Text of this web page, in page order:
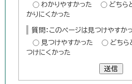
わかりやすかった
どちら
かりにくかった
質問：このページは見つけやすか
見つけやすかった
どちら
つけにくかった
送信